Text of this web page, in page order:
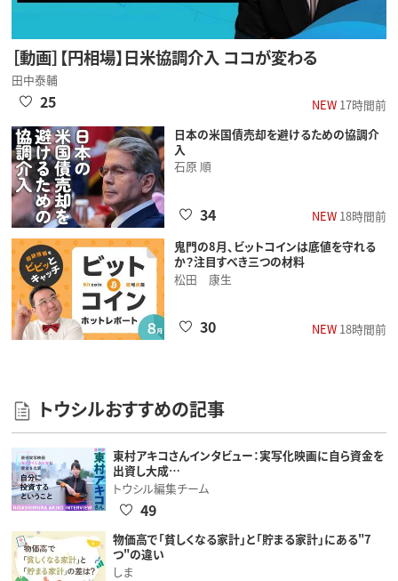
［動画］【円相場】日米協調介入 ココが変わる
田中泰輔
NEW17時間前
25
日本の米国債売却を避けるための協調介
入
石原 順
NEW18時間前
34
鬼門の8月、ビットコインは底値を守れる
か？注目すべき三つの材料
松田 康生
NEW18時間前
30
トウシルおすすめの記事
東村アキコさんインタビュー：実写化映画に自ら資金を
出資し大成…
トウシル編集チーム
49
物価高で「貧しくなる家計」と「貯まる家計」にある"7
つ"の違い
しま